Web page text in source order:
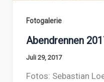
Fotogalerie
Abendrennen
Juli 29, 2017
Fotos: Sebastian